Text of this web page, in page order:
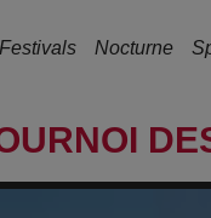
Nocturne